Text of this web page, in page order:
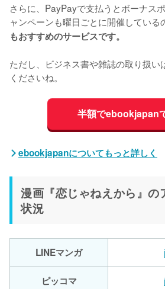
さらに、PayPayで支払うとボーナス
ャンペーンも曜日ごとに開催している
もおすすめのサービスです。
ただし、ビジネス書や雑誌の取り扱い
くださいね。
半額でebookjapan
ebookjapanについてもっと詳しく
漫画『恋じゃねえから』の
状況
LINEマンガ
ピッコマ